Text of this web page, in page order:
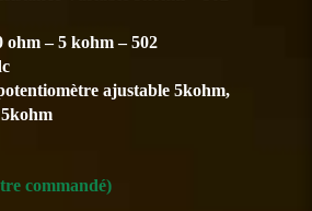
ohm – 5 kohm – 502
ajustable 5kohm,
commandé)